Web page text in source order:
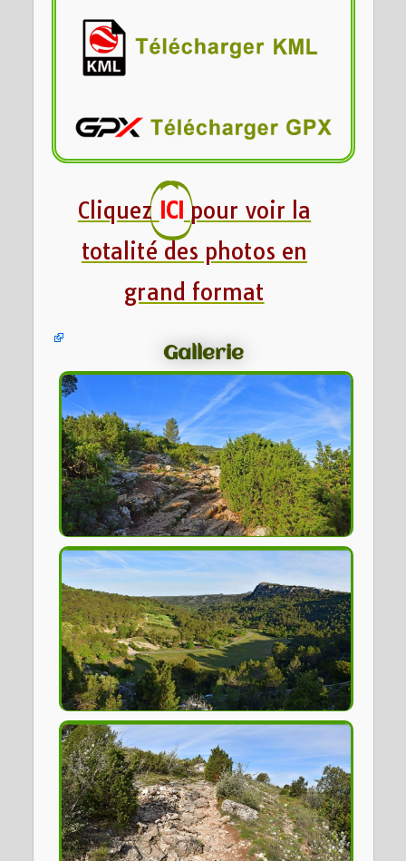
Cliquez ICI pour voir la
totalité des photos en
grand format
Gallerie